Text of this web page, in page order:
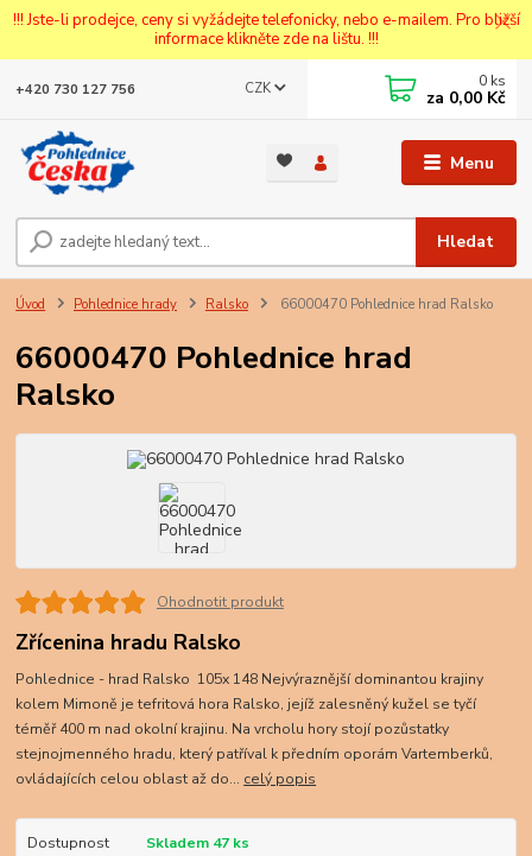
!!! Jste-li prodejce, ceny si vyžádejte telefonicky, nebo e-mailem. Pro bližší
informace klikněte zde na lištu. !!!
Menu
CZK
Hledat
+420 730 127 756 0 ks
za 0,00 Kč
Úvod Pohlednice hrady Ralsko 66000470 Pohlednice hrad Ralsko
66000470 Pohlednice hrad
Ralsko
Ohodnotit produkt
Zřícenina hradu Ralsko
Pohlednice - hrad Ralsko 105x 148 Nejvýraznější dominantou krajiny
kolem Mimoně je tefritová hora Ralsko, jejíž zalesněný kužel se tyčí
téměř 400 m nad okolní krajinu. Na vrcholu hory stojí pozůstatky
stejnojmenného hradu, který patříval k předním oporám Vartemberků,
ovládajících celou oblast až do... celý popis
Dostupnost Skladem 47 ks